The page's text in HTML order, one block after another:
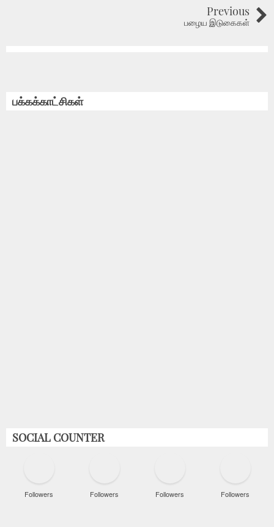
Previous
பழைய இடுகைகள்
பக்கக்காட்சிகள்
SOCIAL COUNTER
Followers Followers Followers Followers